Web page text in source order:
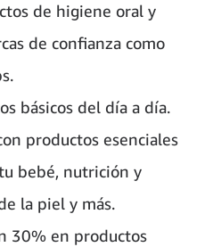
de higiene oral y
de confianza como
básicos del día a día.
productos esenciales
bebé, nutrición y
la piel y más.
30% en productos